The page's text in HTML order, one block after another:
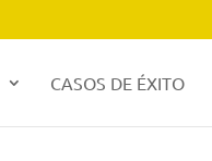
CASOS DE ÉXITO